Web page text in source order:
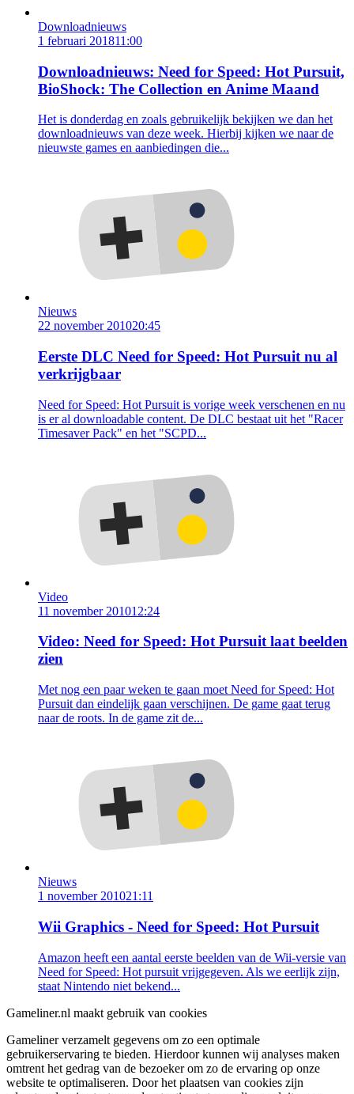
Downloadnieuws
1 februari 201811:00
Downloadnieuws: Need for Speed: Hot Pursuit,
BioShock: The Collection en Anime Maand
Het is donderdag en zoals gebruikelijk bekijken we dan het
downloadnieuws van deze week. Hierbij kijken we naar de
nieuwste games en aanbiedingen die...
Nieuws
22 november 201020:45
Eerste DLC Need for Speed: Hot Pursuit nu al
verkrijgbaar
Need for Speed: Hot Pursuit is vorige week verschenen en nu
is er al downloadable content. De DLC bestaat uit het "Racer
Timesaver Pack" en het "SCPD...
Video
11 november 201012:24
Video: Need for Speed: Hot Pursuit laat beelden
zien
Met nog een paar weken te gaan moet Need for Speed: Hot
Pursuit dan eindelijk gaan verschijnen. De game gaat terug
naar de roots. In de game zit de...
Nieuws
1 november 201021:11
Wii Graphics - Need for Speed: Hot Pursuit
Amazon heeft een aantal eerste beelden van de Wii-versie van
Need for Speed: Hot pursuit vrijgegeven. Als we eerlijk zijn,
staat Nintendo niet bekend...
Gameliner.nl maakt gebruik van cookies
Gameliner verzamelt gegevens om zo een optimale
gebruikerservaring te bieden. Hierdoor kunnen wij analyses maken
omtrent het gedrag van de bezoeker om zo de ervaring op onze
website te optimaliseren. Door het plaatsen van cookies zijn